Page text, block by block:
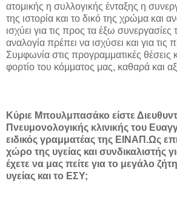
ατομικής η συλλογικής ένταξης η
της ιστορία και το δικό της χρώμα και
ισχύει για τις προς τα έξω
αναλογία πρέπει να ισχύσει και για τις
Συμφωνία στις προγραμματικές θέσεις
φορτίο του κόμματος μας, καθαρά και
Κύριε Μπουλμπασάκο είστε
Πνευμονολογικής κλινικής του
ειδικός γραμματέας της ΕΙΝΑΠ.Ως
χώρο της υγείας και συνδικαλιστής
έχετε να μας πείτε για το μεγάλο
υγείας και το ΕΣΥ;